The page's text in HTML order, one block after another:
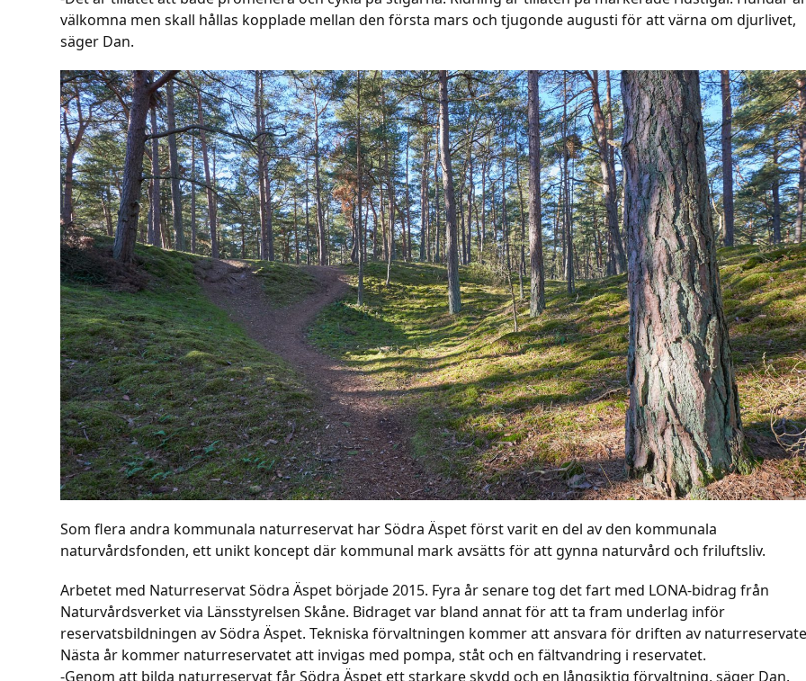
välkomna men skall hållas kopplade mellan den första mars och tjugonde augusti för att värna om djurlivet,
säger Dan.
Som flera andra kommunala naturreservat har Södra Äspet först varit en del av den kommunala
naturvårdsfonden, ett unikt koncept där kommunal mark avsätts för att gynna naturvård och friluftsliv.
Arbetet med Naturreservat Södra Äspet började 2015. Fyra år senare tog det fart med LONA-bidrag från
Naturvårdsverket via Länsstyrelsen Skåne. Bidraget var bland annat för att ta fram underlag inför
reservatsbildningen av Södra Äspet. Tekniska förvaltningen kommer att ansvara för driften av
Nästa år kommer naturreservatet att invigas med pompa, ståt och en fältvandring i reservatet.
-Genom att bilda naturreservat får Södra Äspet ett starkare skydd och en långsiktig förvaltning, säger Dan.